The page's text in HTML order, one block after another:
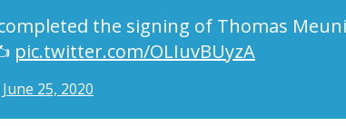
the signing of Thomas
pic.twitter.com/OLIuvBUyzA
June 25, 2020